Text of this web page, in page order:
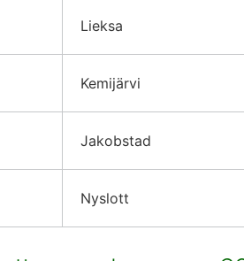
Lieksa
Kemijärvi
Jakobstad
Nyslott